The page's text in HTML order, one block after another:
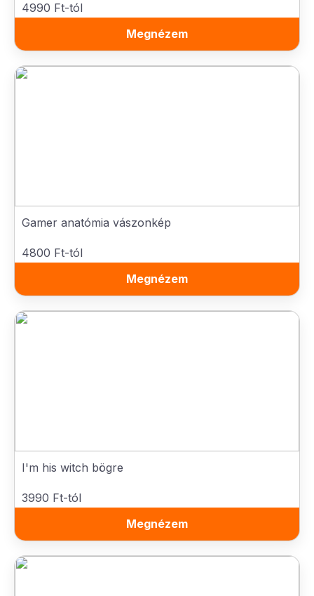
4990 Ft-tól
Megnézem
Gamer anatómia vászonkép
4800 Ft-tól
Megnézem
I'm his witch bögre
3990 Ft-tól
Megnézem